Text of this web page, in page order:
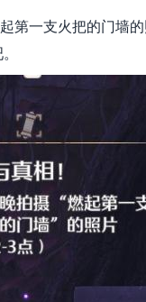
第一支火把的门墙